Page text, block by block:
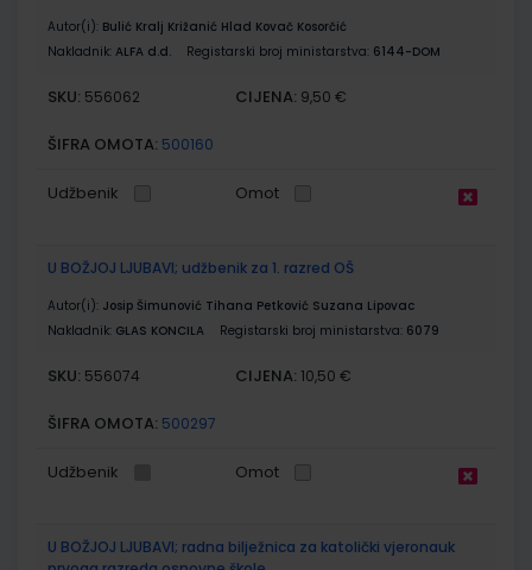
Autor(i): Bulić Kralj Križanić Hlad Kovač Kosorčić
Nakladnik: ALFA d.d. Registarski broj ministarstva: 6144-DOM
SKU: 556062 CIJENA: 9,50 €
ŠIFRA OMOTA: 500160
Udžbenik Omot
U BOŽJOJ LJUBAVI; udžbenik za 1. razred OŠ
Autor(i): Josip Šimunović Tihana Petković Suzana Lipovac
Nakladnik: GLAS KONCILA Registarski broj ministarstva: 6079
SKU: 556074 CIJENA: 10,50 €
ŠIFRA OMOTA: 500297
Udžbenik Omot
U BOŽJOJ LJUBAVI; radna bilježnica za katolički vjeronauk